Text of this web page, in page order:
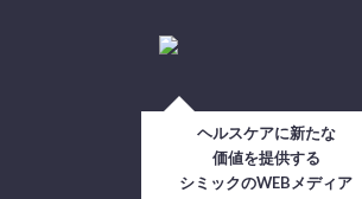
ヘルスケアに新たな
価値を提供する
シミックのWEBメディア